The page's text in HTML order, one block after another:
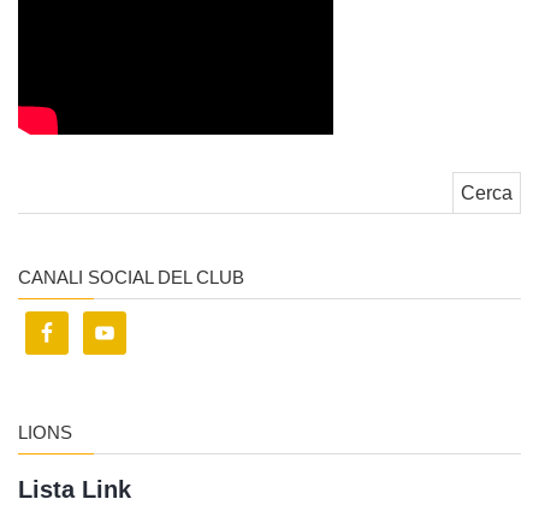
CANALI SOCIAL DEL CLUB
LIONS
Lista Link